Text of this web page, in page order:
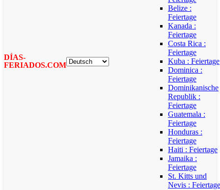
DÍAS-
FERIADOS.COM
Belize :
Feiertage
Kanada :
Feiertage
Costa Rica :
Feiertage
Kuba : Feiertage
Dominica :
Feiertage
Dominikanische
Republik :
Feiertage
Guatemala :
Feiertage
Honduras :
Feiertage
Haiti : Feiertage
Jamaika :
Feiertage
St. Kitts und
Nevis : Feiertage